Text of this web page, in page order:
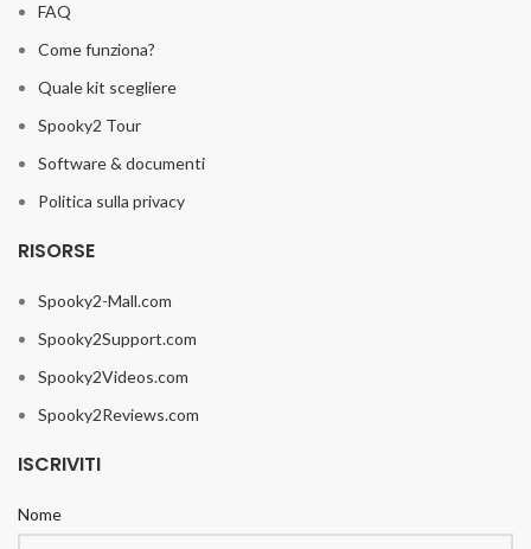
FAQ
Come funziona?
Quale kit scegliere
Spooky2 Tour
Software & documenti
Politica sulla privacy
RISORSE
Spooky2-Mall.com
Spooky2Support.com
Spooky2Videos.com
Spooky2Reviews.com
ISCRIVITI
Nome